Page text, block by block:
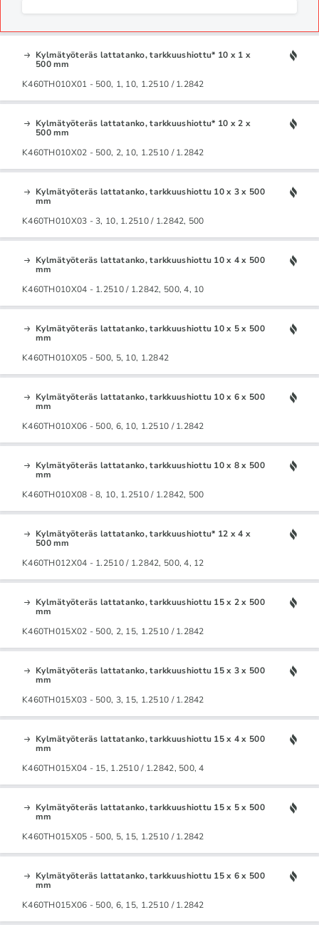
Kylmätyöteräs lattatanko, tarkkuushiottu* 10 x 1 x
500 mm
K460TH010X01 - 500, 1, 10, 1.2510 / 1.2842
Kylmätyöteräs lattatanko, tarkkuushiottu* 10 x 2 x
500 mm
K460TH010X02 - 500, 2, 10, 1.2510 / 1.2842
Kylmätyöteräs lattatanko, tarkkuushiottu 10 x 3 x 500
mm
K460TH010X03 - 3, 10, 1.2510 / 1.2842, 500
Kylmätyöteräs lattatanko, tarkkuushiottu 10 x 4 x 500
mm
K460TH010X04 - 1.2510 / 1.2842, 500, 4, 10
Kylmätyöteräs lattatanko, tarkkuushiottu 10 x 5 x 500
mm
K460TH010X05 - 500, 5, 10, 1.2842
Kylmätyöteräs lattatanko, tarkkuushiottu 10 x 6 x 500
mm
K460TH010X06 - 500, 6, 10, 1.2510 / 1.2842
Kylmätyöteräs lattatanko, tarkkuushiottu 10 x 8 x 500
mm
K460TH010X08 - 8, 10, 1.2510 / 1.2842, 500
Kylmätyöteräs lattatanko, tarkkuushiottu* 12 x 4 x
500 mm
K460TH012X04 - 1.2510 / 1.2842, 500, 4, 12
Kylmätyöteräs lattatanko, tarkkuushiottu 15 x 2 x 500
mm
K460TH015X02 - 500, 2, 15, 1.2510 / 1.2842
Kylmätyöteräs lattatanko, tarkkuushiottu 15 x 3 x 500
mm
K460TH015X03 - 500, 3, 15, 1.2510 / 1.2842
Kylmätyöteräs lattatanko, tarkkuushiottu 15 x 4 x 500
mm
K460TH015X04 - 15, 1.2510 / 1.2842, 500, 4
Kylmätyöteräs lattatanko, tarkkuushiottu 15 x 5 x 500
mm
K460TH015X05 - 500, 5, 15, 1.2510 / 1.2842
Kylmätyöteräs lattatanko, tarkkuushiottu 15 x 6 x 500
mm
K460TH015X06 - 500, 6, 15, 1.2510 / 1.2842